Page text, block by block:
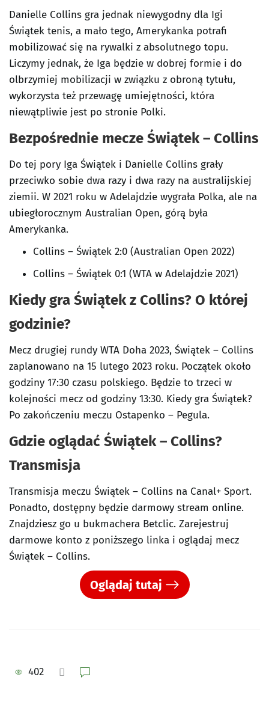
Danielle Collins gra jednak niewygodny dla Igi
Świątek tenis, a mało tego, Amerykanka potrafi
mobilizować się na rywalki z absolutnego topu.
Liczymy jednak, że Iga będzie w dobrej formie i do
olbrzymiej mobilizacji w związku z obroną tytułu,
wykorzysta też przewagę umiejętności, która
niewątpliwie jest po stronie Polki.
Bezpośrednie mecze Świątek – Collins
Do tej pory Iga Świątek i Danielle Collins grały
przeciwko sobie dwa razy i dwa razy na australijskiej
ziemii. W 2021 roku w Adelajdzie wygrała Polka, ale na
ubiegłorocznym Australian Open, górą była
Amerykanka.
Collins – Świątek 2:0 (Australian Open 2022)
Collins – Świątek 0:1 (WTA w Adelajdzie 2021)
Kiedy gra Świątek z Collins? O której
godzinie?
Mecz drugiej rundy WTA Doha 2023, Świątek – Collins
zaplanowano na 15 lutego 2023 roku. Początek około
godziny 17:30 czasu polskiego. Będzie to trzeci w
kolejności mecz od godziny 13:30. Kiedy gra Świątek?
Po zakończeniu meczu Ostapenko – Pegula.
Gdzie oglądać Świątek – Collins?
Transmisja
Transmisja meczu Świątek – Collins na Canal+ Sport.
Ponadto, dostępny będzie darmowy stream online.
Znajdziesz go u bukmachera Betclic. Zarejestruj
darmowe konto z poniższego linka i oglądaj mecz
Świątek – Collins.
Oglądaj tutaj
402